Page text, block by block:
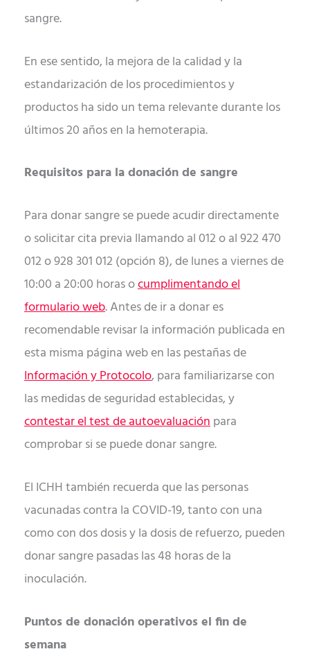
sangre.
En ese sentido, la mejora de la calidad y la
estandarización de los procedimientos y
productos ha sido un tema relevante durante los
últimos 20 años en la hemoterapia.
Requisitos para la donación de sangre
Para donar sangre se puede acudir directamente
o solicitar cita previa llamando al 012 o al 922 470
012 o 928 301 012 (opción 8), de lunes a viernes de
10:00 a 20:00 horas ocumplimentando el
formulario web. Antes de ir a donar es
recomendable revisar la información publicada en
esta misma página web en las pestañas de
Información y Protocolo, para familiarizarse con
las medidas de seguridad establecidas, y
contestar el test de autoevaluaciónpara
comprobar si se puede donar sangre.
El ICHH también recuerda que las personas
vacunadas contra la COVID-19, tanto con una
como con dos dosis y la dosis de refuerzo, pueden
donar sangre pasadas las 48 horas de la
inoculación.
Puntos de donación operativos el fin de
semana